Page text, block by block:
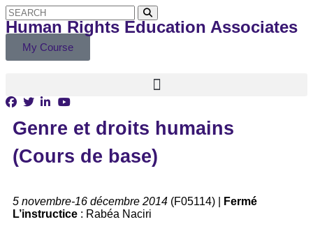
My Course
Human Rights Education Associates
Genre et droits humains
(Cours de base)
5 novembre-16 décembre 2014 (F05114) |
Fermé
L’instructice : Rabéa Naciri